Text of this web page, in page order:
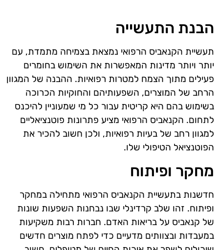
הבנת התעשייה
תעשיית הקנאביס הרפואי נמצאת בצמיחה מתמדת, עם
יותר ויותר מדינות המאפשרות את השימוש בחומרים
פעילים מתוך הצמח למטרות רפואיות. ההבנה של המגוון
הרחב של המוצרים, השפעותיהם והחוקיות הכרוכה
בשימוש בהם היא קריטית עבור כל מי שמעוניין להיכנס
לתחום. הקנאביס הרפואי מציע פתרונות פוטנציאליים
למגוון רחב של בעיות רפואיות, ולכן חשוב להכיר את
הפוטנציאל הטיפולי שלו.
מחקר ופיתוח
חדשנות בתעשיית הקנאביס הרפואי מתחילה במחקר
ופיתוח. זהו שלב קרדינלי שבו נבחנות השפעות שונות
של קנאביס על בריאות האדם. חברות רבות משקיעות
במעבדות ובצוותים מדעיים כדי לפתח מוצרים חדשים